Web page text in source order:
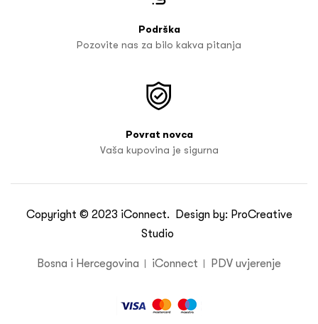
Podrška
Pozovite nas za bilo kakva pitanja
Povrat novca
Vaša kupovina je sigurna
Copyright © 2023 iConnect. Design by: ProCreative
Studio
Bosna i Hercegovina iConnect PDV uvjerenje